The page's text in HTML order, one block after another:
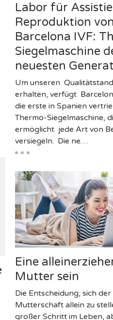
Labor für
Reproduktion von
Barcelona IVF:
Siegelmaschine
neuesten
Um unseren
erhalten, verfügt
die erste in Spanien
Thermo-Siegelmaschine,
ermöglicht jede Art von
versiegeln. Die ne…
Eine
Mutter sein
Die Entscheidung, sich der
Mutterschaft allein zu
großer Schritt im Leben,